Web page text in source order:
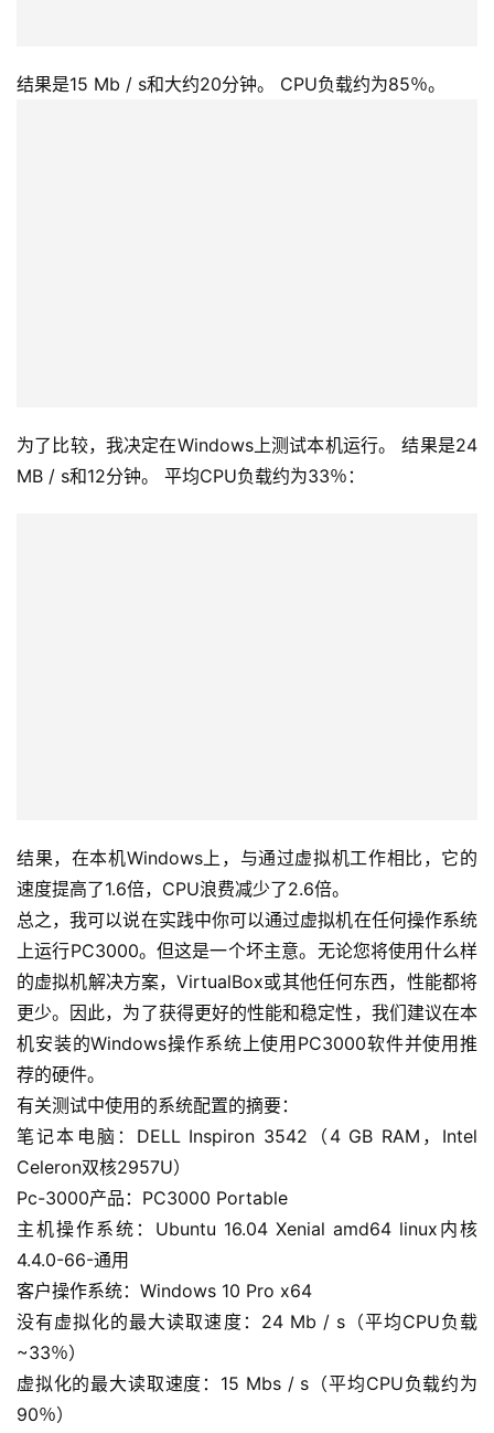
结果是15 Mb / s和大约20分钟。 CPU负载约为85％。
为了比较，我决定在Windows上测试本机运行。 结果是24
MB / s和12分钟。 平均CPU负载约为33％：
结果，在本机Windows上，与通过虚拟机工作相比，它的
速度提高了1.6倍，CPU浪费减少了2.6倍。
总之，我可以说在实践中你可以通过虚拟机在任何操作系统
上运行PC3000。但这是一个坏主意。无论您将使用什么样
的虚拟机解决方案，VirtualBox或其他任何东西，性能都将
更少。因此，为了获得更好的性能和稳定性，我们建议在本
机安装的Windows操作系统上使用PC3000软件并使用推
荐的硬件。
有关测试中使用的系统配置的摘要：
笔记本电脑：DELL Inspiron 3542（4 GB RAM，Intel
Celeron双核2957U）
Pc-3000产品：PC3000 Portable
主机操作系统：Ubuntu 16.04 Xenial amd64 linux内核
4.4.0-66-通用
客户操作系统：Windows 10 Pro x64
没有虚拟化的最大读取速度：24 Mb / s（平均CPU负载
~33％）
虚拟化的最大读取速度：15 Mbs / s（平均CPU负载约为
90％）